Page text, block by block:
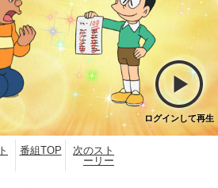
ログインして再生
番組TOP
次のスト
ーリー